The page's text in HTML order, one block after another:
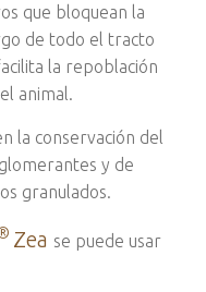
que bloquean la
de todo el tracto
la repoblación
animal.
la conservación del
y de
granulados.
Zea se puede usar